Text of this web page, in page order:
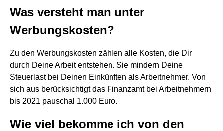
Was versteht man unter
Werbungskosten?
Zu den Werbungskosten zählen alle Kosten, die Dir
durch Deine Arbeit entstehen. Sie mindern Deine
Steuerlast bei Deinen Einkünften als Arbeitnehmer. Von
sich aus berücksichtigt das Finanzamt bei Arbeitnehmern
bis 2021 pauschal 1.000 Euro.
Wie viel bekomme ich von den